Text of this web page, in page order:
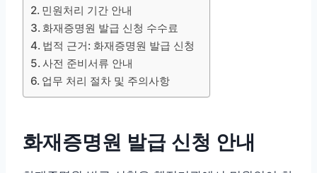
민원처리 기간 안내
화재증명원 발급 신청 수수료
법적 근거: 화재증명원 발급 신청
사전 준비서류 안내
업무 처리 절차 및 주의사항
화재증명원 발급 신청 안내